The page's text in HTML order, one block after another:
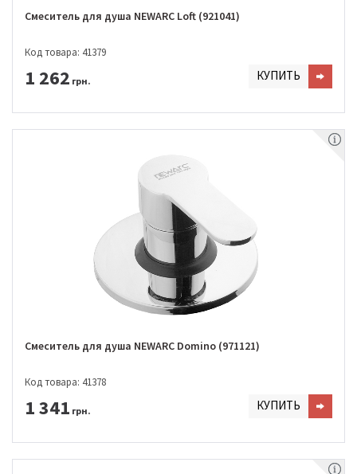
Смеситель для душа NEWARC Loft (921041)
Код товара: 41379
1 262 грн. КУПИТЬ
Смеситель для душа NEWARC Domino (971121)
Код товара: 41378
1 341 грн. КУПИТЬ